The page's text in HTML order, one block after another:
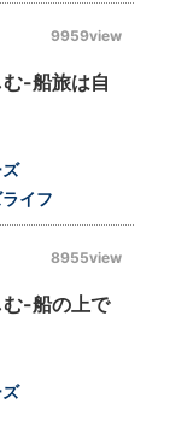
9959view
-船旅は自
イフ
8955view
-船の上で